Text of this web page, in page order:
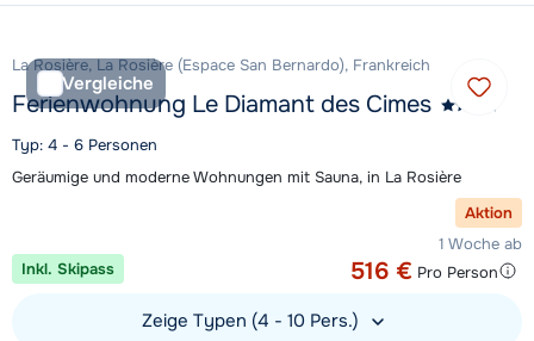
Vergleiche
La Rosière, La Rosière (Espace San Bernardo), Frankreich
Ferienwohnung Le Diamant des Cimes
Typ: 4 - 6 Personen
Geräumige und moderne Wohnungen mit Sauna, in La Rosière
Aktion
1 Woche ab
516 € Pro Person
Inkl. Skipass
Zeige Typen (4 - 10 Pers.)